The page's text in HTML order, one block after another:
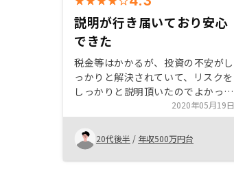
説明が行き届いており安心
できた
税金等はかかるが、投資の不安がし
っかりと解決されていて、リスクを
しっかりと説明頂いたのでよかっ
2020年05月19日
20代後半 / 年収500万円台